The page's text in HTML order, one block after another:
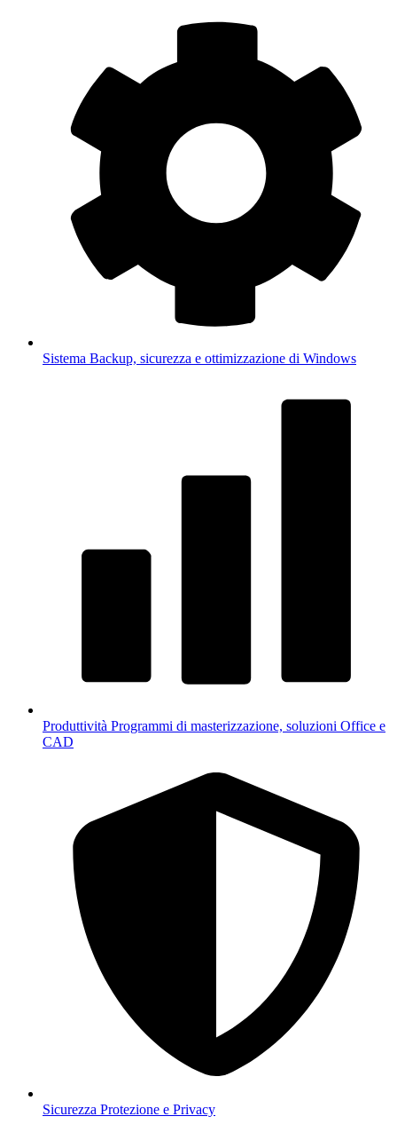
Sistema Backup, sicurezza e ottimizzazione di Windows
Produttività Programmi di masterizzazione, soluzioni Office e
CAD
Sicurezza Protezione e Privacy